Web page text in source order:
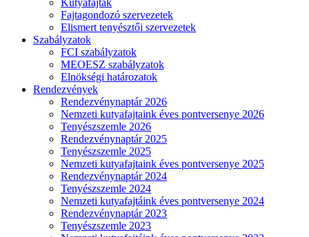
Kutyafajták
Fajtagondozó szervezetek
Elismert tenyésztői szervezetek
Szabályzatok
FCI szabályzatok
MEOESZ szabályzatok
Elnökségi határozatok
Rendezvények
Rendezvénynaptár 2026
Nemzeti kutyafajtaink éves pontversenye 2026
Tenyészszemle 2026
Rendezvénynaptár 2025
Tenyészszemle 2025
Nemzeti kutyafajtaink éves pontversenye 2025
Rendezvénynaptár 2024
Tenyészszemle 2024
Nemzeti kutyafajtáink éves pontversenye 2024
Rendezvénynaptár 2023
Tenyészszemle 2023